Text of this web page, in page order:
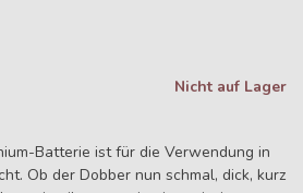
Nicht auf Lager
Batterie ist für die Verwendung in
Ob der Dobber nun schmal, dick, kurz